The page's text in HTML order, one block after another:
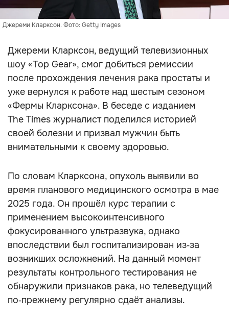
Джереми Кларксон. Фото: Getty Images
Джереми Кларксон, ведущий телевизионных
шоу «Top Gear», смог добиться ремиссии
после прохождения лечения рака простаты и
уже вернулся к работе над шестым сезоном
«Фермы Кларксона». В беседе с изданием
The Times журналист поделился историей
своей болезни и призвал мужчин быть
внимательными к своему здоровью.
По словам Кларксона, опухоль выявили во
время планового медицинского осмотра в мае
2025 года. Он прошёл курс терапии с
применением высокоинтенсивного
фокусированного ультразвука, однако
впоследствии был госпитализирован из‑за
возникших осложнений. На данный момент
результаты контрольного тестирования не
обнаружили признаков рака, но телеведущий
по‑прежнему регулярно сдаёт анализы.